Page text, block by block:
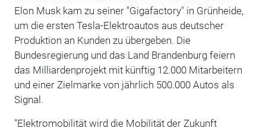
Elon Musk kam zu seiner "Gigafactory" in Grünheide,
um die ersten Tesla-Elektroautos aus deutscher
Produktion an Kunden zu übergeben. Die
Bundesregierung und das Land Brandenburg feiern
das Milliardenprojekt mit künftig 12.000 Mitarbeitern
und einer Zielmarke von jährlich 500.000 Autos als
Signal.
"Elektromobilität wird die Mobilität der Zukunft